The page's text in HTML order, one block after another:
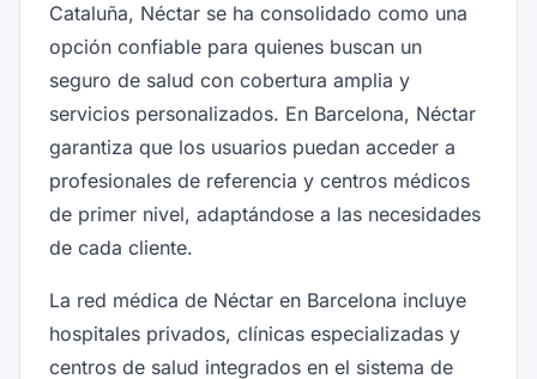
Cataluña, Néctar se ha consolidado como una
opción confiable para quienes buscan un
seguro de salud con cobertura amplia y
servicios personalizados. En Barcelona, Néctar
garantiza que los usuarios puedan acceder a
profesionales de referencia y centros médicos
de primer nivel, adaptándose a las necesidades
de cada cliente.
La red médica de Néctar en Barcelona incluye
hospitales privados, clínicas especializadas y
centros de salud integrados en el sistema de